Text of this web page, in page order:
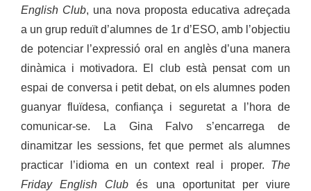
English Club, una nova proposta educativa adreçada
a un grup reduït d’alumnes de 1r d’ESO, amb l’objectiu
de potenciar l’expressió oral en anglès d’una manera
dinàmica i motivadora. El club està pensat com un
espai de conversa i petit debat, on els alumnes poden
guanyar fluïdesa, confiança i seguretat a l’hora de
comunicar-se. La Gina Falvo s’encarrega de
dinamitzar les sessions, fet que permet als alumnes
practicar l’idioma en un context real i proper. The
Friday English Club és una oportunitat per viure